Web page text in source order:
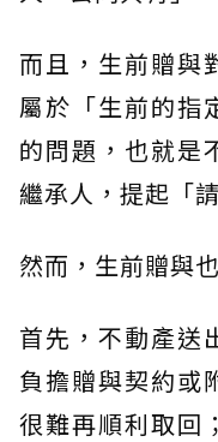
而且，生前贈與
屬於「生前的指
的問題，也就是
繼承人，提起「
然而，生前贈與
首先，不動產送
負擔贈與契約或
很難再順利取回